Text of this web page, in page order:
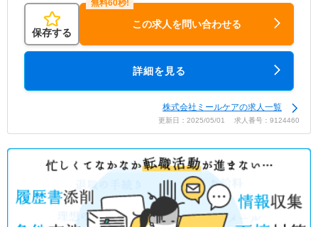
保存する
この求人を問い合わせる
詳細を見る
株式会社ミールケアの求人一覧
更新日：2025/05/01 求人番号：9124460